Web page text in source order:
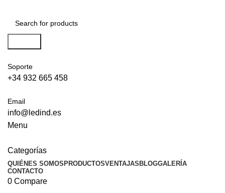
Soporte
+34 932 665 458‬
Email
info@ledind.es
Menu
Categorías
QUIÉNES SOMOS PRODUCTOSVENTAJAS BLOGGALERÍA
CONTACTO
0 Compare